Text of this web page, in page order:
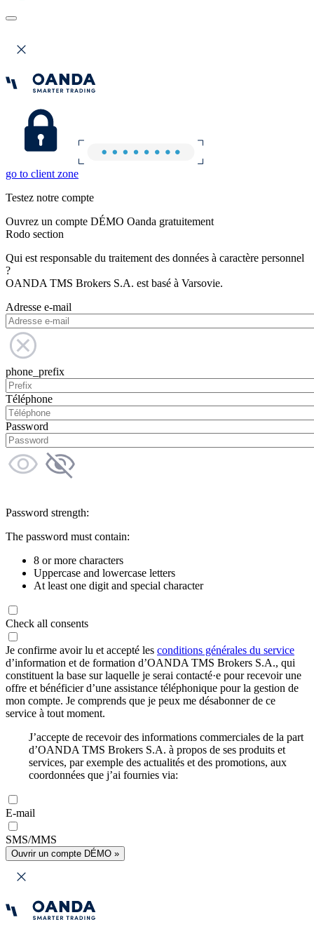
go to client zone
Testez notre compte
Ouvrez un compte DÉMO Oanda gratuitement
Rodo section
Qui est responsable du traitement des données à caractère personnel
?
OANDA TMS Brokers S.A. est basé à Varsovie.
Adresse e-mail
phone_prefix
Téléphone
Password
Password strength:
The password must contain:
8 or more characters
Uppercase and lowercase letters
At least one digit and special character
Check all consents
Je confirme avoir lu et accepté les conditions générales du service
d’information et de formation d’OANDA TMS Brokers S.A., qui
constituent la base sur laquelle je serai contacté·e pour recevoir une
offre et bénéficier d’une assistance téléphonique pour la gestion de
mon compte. Je comprends que je peux me désabonner de ce
service à tout moment.
J’accepte de recevoir des informations commerciales de la part
d’OANDA TMS Brokers S.A. à propos de ses produits et
services, par exemple des actualités et des promotions, aux
coordonnées que j’ai fournies via:
E-mail
SMS/MMS
Ouvrir un compte DÉMO »